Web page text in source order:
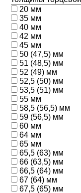
20 мм
35 мм
40 мм
42 мм
45 мм
50 (47,5) мм
51 (48,5) мм
52 (49) мм
52,5 (50) мм
53,5 (51) мм
55 мм
58,5 (56,5) мм
59 (56,5) мм
60 мм
64 мм
65 мм
65,5 (63) мм
66 (63,5) мм
66,5 (64) мм
67 (64) мм
67,5 (65) мм